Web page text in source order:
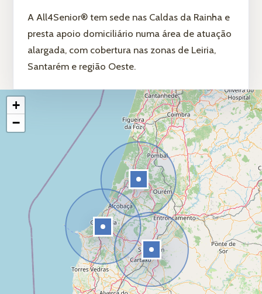
+
−
A All4Senior® tem sede nas Caldas da Rainha e
presta apoio domiciliário numa área de atuação
alargada, com cobertura nas zonas de Leiria,
Santarém e região Oeste.